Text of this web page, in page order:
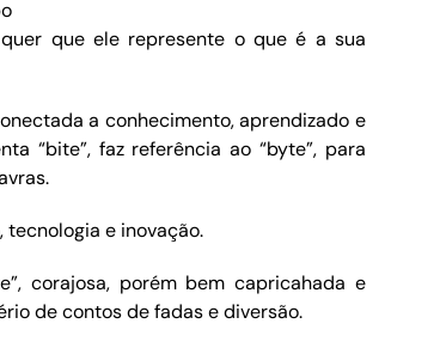
que ele represente o que é a sua
a conhecimento, aprendizado e
“bite”, faz referência ao “byte”, para
e inovação.
corajosa, porém bem capricahada e
de contos de fadas e diversão.